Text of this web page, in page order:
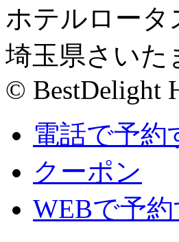
ホテルロータ
埼玉県さいた
© BestDelight
電話で予約
クーポン
WEBで予約